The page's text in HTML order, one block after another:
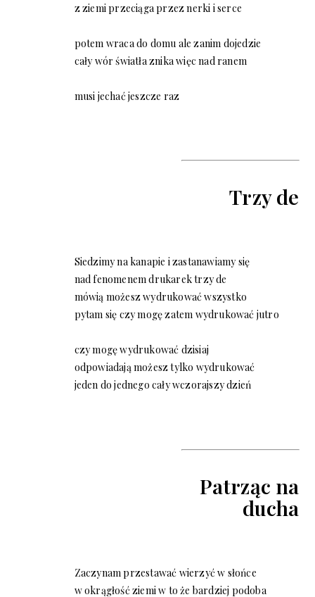
z ziemi przeciąga przez nerki i serce
potem wraca do domu ale zanim dojedzie
cały wór światła znika więc nad ranem
musi jechać jeszcze raz
Trzy de
Siedzimy na kanapie i zastanawiamy się
nad fenomenem drukarek trzy de
mówią możesz wydrukować wszystko
pytam się czy mogę zatem wydrukować jutro
czy mogę wydrukować dzisiaj
odpowiadają możesz tylko wydrukować
jeden do jednego cały wczorajszy dzień
Patrząc na
ducha
Zaczynam przestawać wierzyć w słońce
w okrągłość ziemi w to że bardziej podoba